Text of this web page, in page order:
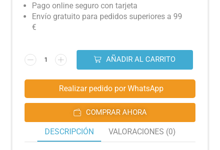
Pago online seguro con tarjeta
Envío gratuito para pedidos superiores a 99
€
AÑADIR AL CARRITO
Realizar pedido por WhatsApp
COMPRAR AHORA
DESCRIPCIÓN VALORACIONES (0)